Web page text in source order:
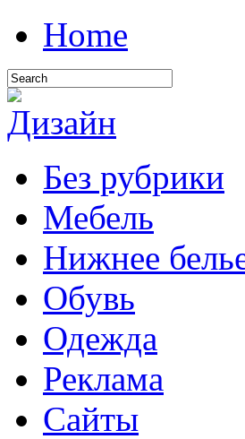
Home
Без рубрики
Мебель
Нижнее
Обувь
Одежда
Реклама
Сайты